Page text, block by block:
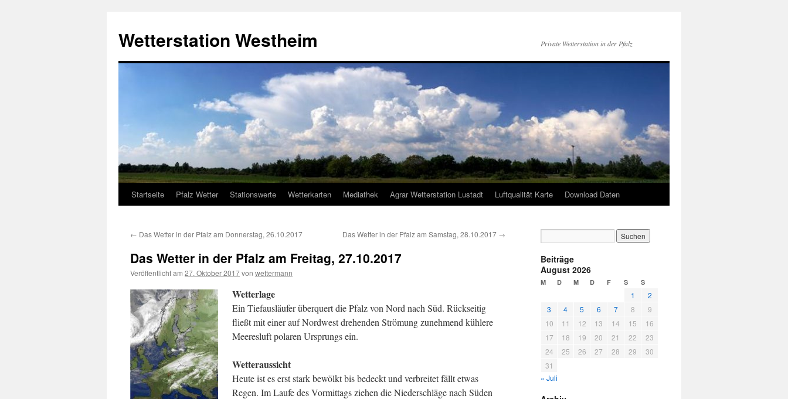
springen
Wetterstation Westheim Private Wetterstation in der Pfalz
Startseite Pfalz Wetter Stationswerte Wetterkarten Mediathek Agrar Wetterstation Lustadt Luftqualität Karte Download Daten
← Das Wetter in der Pfalz am Donnerstag, 26.10.2017 Das Wetter in der Pfalz am Samstag, 28.10.2017 →
Das Wetter in der Pfalz am Freitag, 27.10.2017
Veröffentlicht am 27. Oktober 2017von wettermann
Wetterlage
Ein Tiefausläufer überquert die Pfalz von Nord nach Süd. Rückseitig
fließt mit einer auf Nordwest drehenden Strömung zunehmend kühlere
Meeresluft polaren Ursprungs ein.
Wetteraussicht
Heute ist es erst stark bewölkt bis bedeckt und verbreitet fällt etwas
Regen. Im Laufe des Vormittags ziehen die Niederschläge nach Süden
Beiträge
August 2026
M D M D F S S
1
2
3
4 5 6 7 8
9
10
11 12 13 14 15
16
17
18 19 20 21 22
23
24
25 26 27 28 29
30
31
« Juli